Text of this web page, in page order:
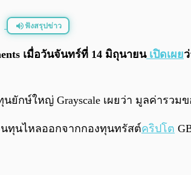
ฟังสรุปข่าว
เมื่อวันจันทร์ที่ 14 มิถุนายนเปิดเผย
ยักษ์ใหญ่ Grayscale เผยว่า มูลค่ารว
นทุนไหลออกจากกองทุนทรัสต์คริปโต